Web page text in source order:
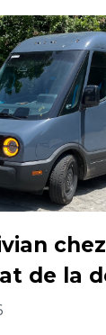
de la